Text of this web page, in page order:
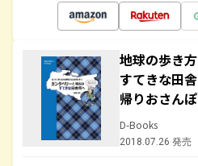
地球の歩き
すてきな田
帰りおさん
D-Books
2018.07.26 発売